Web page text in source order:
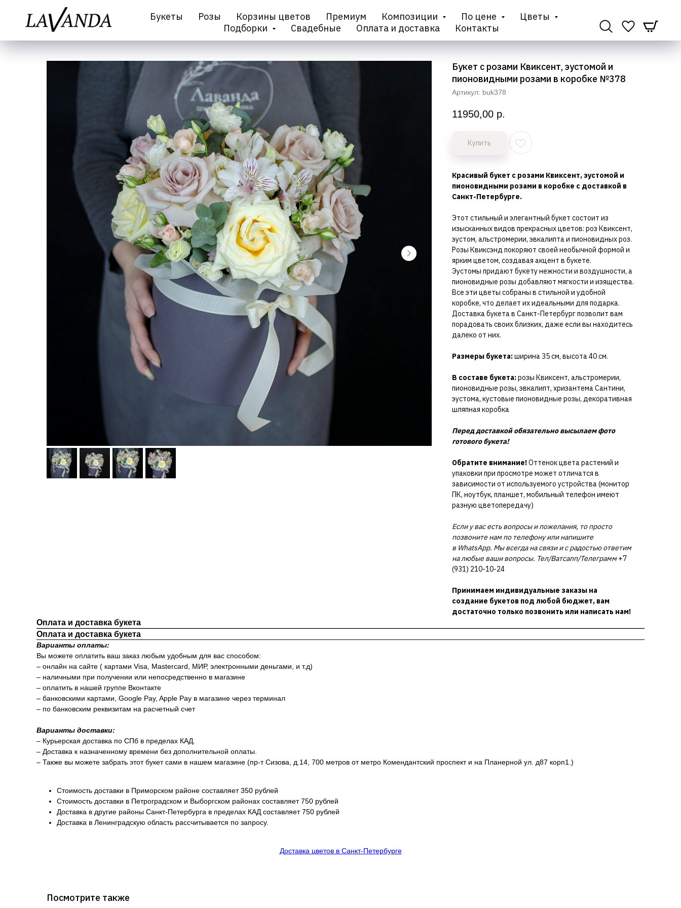
Букеты Розы Корзины цветов Премиум Композиции По цене
Цветы
Подборки
Свадебные Оплата и доставка Контакты
Букет с розами Квиксент, эустомой и
пионовидными розами в коробке №378
Артикул: buk378
11950,00 р.
Купить
Красивый букет с розами Квиксент, эустомой и
пионовидными розами в коробке с доставкой в
Санкт-Петербурге.
Этот стильный и элегантный букет состоит из
изысканных видов прекрасных цветов: роз Квиксент,
эустом, альстромерии, эвкалипта и пионовидных роз.
Розы Квиксэнд покоряют своей необычной формой и
ярким цветом, создавая акцент в букете.
Эустомы придают букету нежности и воздушности, а
пионовидные розы добавляют мягкости и изящества.
Все эти цветы собраны в стильной и удобной
коробке, что делает их идеальными для подарка.
Доставка букета в Санкт-Петербург позволит вам
порадовать своих близких, даже если вы находитесь
далеко от них.
Размеры букета:ширина 35 см, высота 40 см.
В составе букета:розы Квиксент, альстромерии,
пионовидные розы, эвкалипт, хризантема Сантини,
эустома, кустовые пионовидные розы, декоративная
шляпная коробка
Перед доставкой обязательно высылаем фото
готового букета!
Обратите внимание!Оттенок цвета растений и
упаковки при просмотре может отличатся в
зависимости от используемого устройства (монитор
ПК, ноутбук, планшет, мобильный телефон имеют
разную цветопередачу)
Если у вас есть вопросы и пожелания, то просто
позвоните нам по телефону или напишите
в WhatsApp. Мы всегда на связи и с радостью ответим
на любые ваши вопросы. Тел/Ватсапп/Телеграмм+7
(931) 210-10-24
Принимаем индивидуальные заказы на
создание букетов под любой бюджет, вам
достаточно только позвонить или написать нам!
Оплата и доставка букета
Оплата и доставка букета
Варианты оплаты:
Вы можете оплатить ваш заказ любым удобным для вас способом:
– онлайн на сайте ( картами Visa, Mastercard, МИР, электронными деньгами, и т.д)
– наличными при получении или непосредственно в магазине
– оплатить в нашей группе Вконтакте
– банковскими картами, Google Pay, Apple Pay в магазине через терминал
– по банковским реквизитам на расчетный счет
Варианты доставки:
– Курьерская доставка по СПб в пределах КАД.
– Доставка к назначенному времени без дополнительной оплаты.
– Также вы можете забрать этот букет сами в нашем магазине (пр-т Сизова, д.14, 700 метров от метро Комендантский проспект и на Планерной ул. д87 корп1.)
Стоимость доставки в Приморском районе составляет 350 рублей
Стоимость доставки в Петроградском и Выборгском районах составляет 750 рублей
Доставка в другие районы Санкт-Петербурга в пределах КАД составляет 750 рублей
Доставка в Ленинградскую область рассчитывается по запросу.
Доставка цветов в Санкт-Петербурге
Посмотрите также